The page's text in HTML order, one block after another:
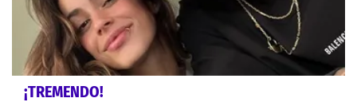
¡TREMENDO!